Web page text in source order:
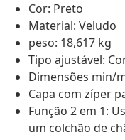
Cor: Preto
Material: Veludo
peso: 18,617 kg
Tipo ajustável:
Dimensões min/
Capa com zíper
Função 2 em 1:
um colchão de